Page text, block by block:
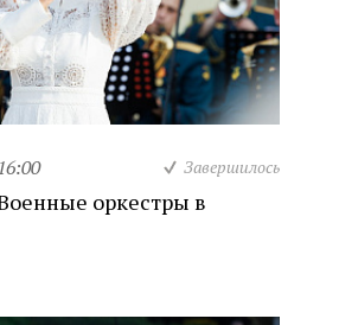
Завершилось
оркестры в